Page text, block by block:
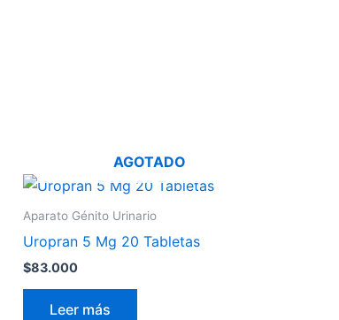
AGOTADO
Aparato Génito Urinario
Uropran 5 Mg 20 Tabletas
$83.000
Leer más